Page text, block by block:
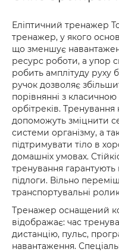
Еліптичний тренажер
тренажер, у якого
що зменшує
ресурс роботи, а упор
робить амплітуду руху
ручок дозволяє
порівнянні з
орбітреків.
допоможуть зміцнити
системи організму, а
підтримувати тіло в
домашніх умовах.
тренування гарантують
підлоги. Вільно
транспортувальні
Тренажер оснащений
відображає: час
дистанцію, пульс,
навантаження.